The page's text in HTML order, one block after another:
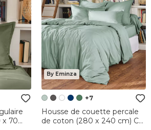
x 70
By Eminza
+7
Housse de couette percale
de coton (280 x 240 cm) Cali